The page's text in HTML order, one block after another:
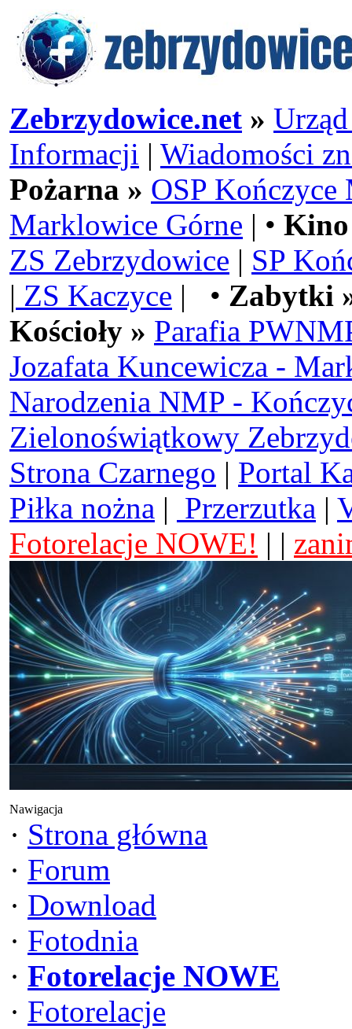
Zebrzydowice.net »
Informacji | Wiadomości
Pożarna » OSP Kończyce
Marklowice Górne | •
ZS Zebrzydowice | SP
| ZS Kaczyce | • Zabytki
Kościoły » Parafia
Jozafata Kuncewicza -
Narodzenia NMP -
Zielonoświątkowy
Strona Czarnego | Portal
Piłka nożna | Przerzutka |
Fotorelacje NOWE! | |
Nawigacja
· Strona główna
· Forum
· Download
· Fotodnia
· Fotorelacje NOWE
· Fotorelacje